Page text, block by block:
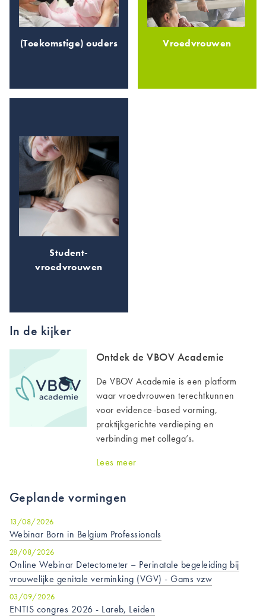
(Toekomstige) ouders Vroedvrouwen
Student-
vroedvrouwen
In de kijker
Ontdek de VBOV Academie
De VBOV Academie is een platform
waar vroedvrouwen terechtkunnen
voor evidence-based vorming,
praktijkgerichte verdieping en
verbinding met collega’s.
Lees meer
Geplande vormingen
13/08/2026
Webinar Born in Belgium Professionals
28/08/2026
Online Webinar Detectometer – Perinatale begeleiding bij
vrouwelijke genitale verminking (VGV) - Gams vzw
03/09/2026
ENTIS congres 2026 - Lareb, Leiden